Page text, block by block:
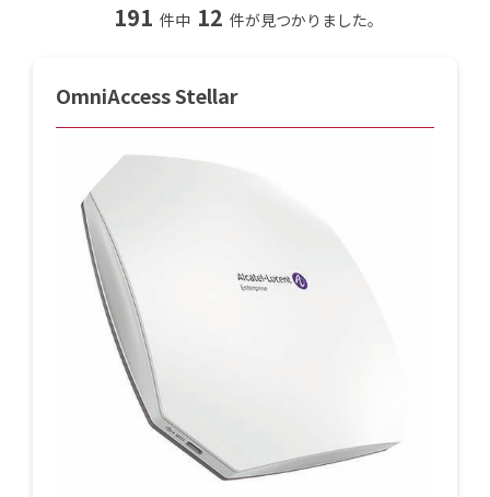
191 件中 12 件が見つかりました。
OmniAccess Stellar